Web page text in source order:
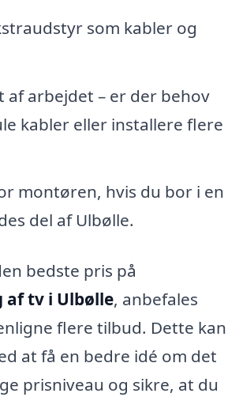
som kabler og
af arbejdet – er der behov
kabler eller installere flere
montøren, hvis du bor i en
del af Ulbølle.
bedste pris på
tv i Ulbølle, anbefales
flere tilbud. Dette kan
at få en bedre idé om det
prisniveau og sikre, at du